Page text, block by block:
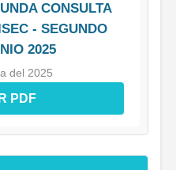
CONSULTA
- SEGUNDO
2025
del 2025
PDF